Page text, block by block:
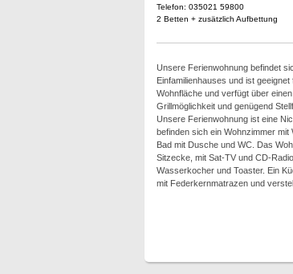
Telefon: 035021 59800
2 Betten + zusätzlich Aufbettung
Unsere Ferienwohnung befindet
Einfamilienhauses und ist
Wohnfläche und verfügt über
Grillmöglichkeit und genügend
Unsere Ferienwohnung ist eine
befinden sich ein Wohnzimmer
Bad mit Dusche und WC. Das
Sitzecke, mit Sat-TV und CD-
Wasserkocher und Toaster. Ein
mit Federkernmatrazen und